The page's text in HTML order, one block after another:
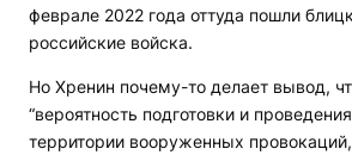
феврале 2022 года оттуда пошли
российские войска.
Но Хренин почему-то делает вывод,
“вероятность подготовки и
территории вооруженных